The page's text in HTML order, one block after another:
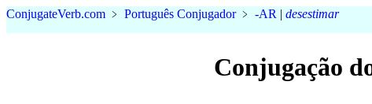
ConjugateVerb.com ﹥ Português Conjugador﹥ -AR | desestimar
Conjugação